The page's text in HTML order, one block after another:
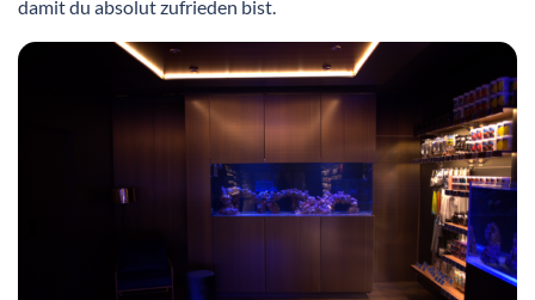
damit du absolut zufrieden bist.